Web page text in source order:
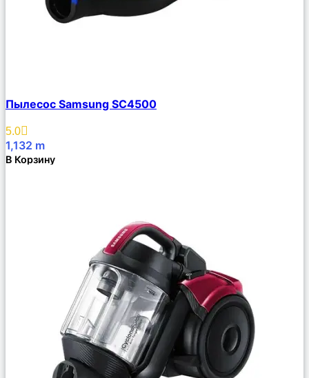
Описание
Избранное
Пылесос Samsung SC4500
5.0
1,132 m
В Корзину